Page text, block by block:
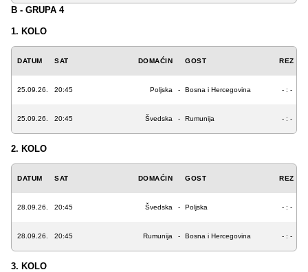
B - GRUPA 4
1. KOLO
DATUM SAT DOMAĆIN GOST REZ
25.09.26. 20:45 Poljska - Bosna i Hercegovina - : -
25.09.26. 20:45 Švedska - Rumunija - : -
2. KOLO
DATUM SAT DOMAĆIN GOST REZ
28.09.26. 20:45 Švedska - Poljska - : -
28.09.26. 20:45 Rumunija - Bosna i Hercegovina - : -
3. KOLO